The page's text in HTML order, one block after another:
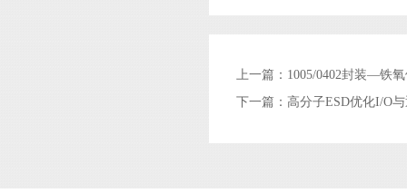
上一篇： 1005/0402封装—铁
下一篇： 高分子ESD优化I/O